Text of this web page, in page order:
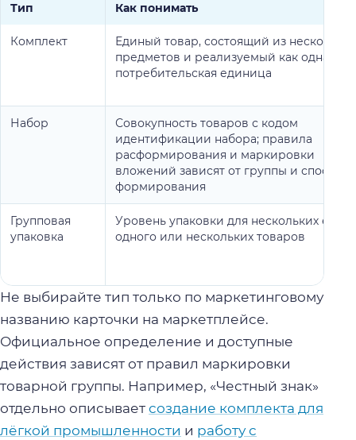
Тип Как понимать
Комплект
Единый товар, состоящий из нескольких
предметов и реализуемый как одна
потребительская единица
Набор
Совокупность товаров с кодом
идентификации набора; правила
расформирования и маркировки
вложений зависят от группы и способа
формирования
Групповая
упаковка
Уровень упаковки для нескольких
одного или нескольких товаров
Не выбирайте тип только по маркетинговому
названию карточки на маркетплейсе.
Официальное определение и доступные
действия зависят от правил маркировки
товарной группы. Например, «Честный знак»
отдельно описывает создание комплекта для
лёгкой промышленности и работу с